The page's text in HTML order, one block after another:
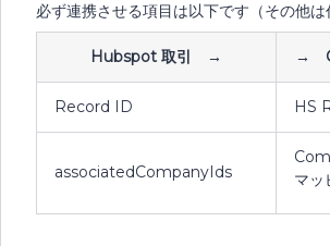
必ず連携させる項目は以下です（その他は
Hubspot 取引 → →
Record ID HS
associatedCompanyIds
マッ